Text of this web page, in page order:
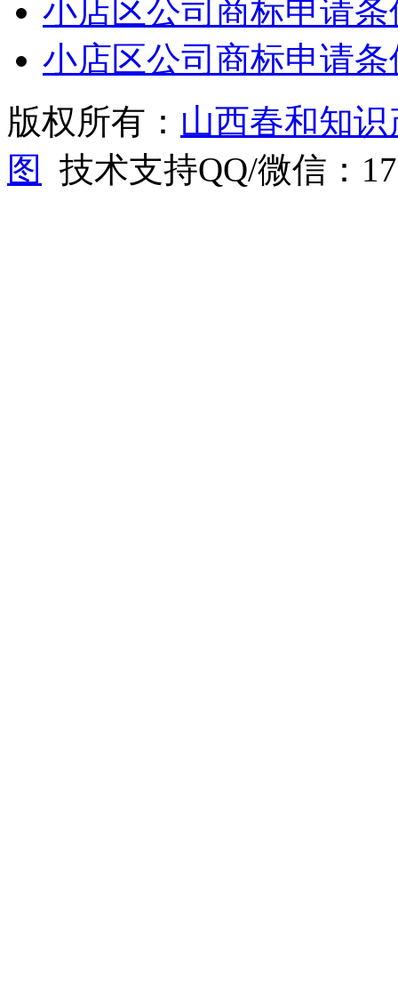
小店区公司商标申请
小店区公司商标申请
版权所有： 山西春和知
图
技术支持QQ/微信：